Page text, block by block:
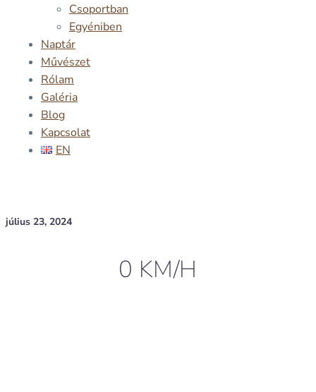
Csoportban
Egyéniben
Naptár
Művészet
Rólam
Galéria
Blog
Kapcsolat
EN
július 23, 2024
0 KM/H